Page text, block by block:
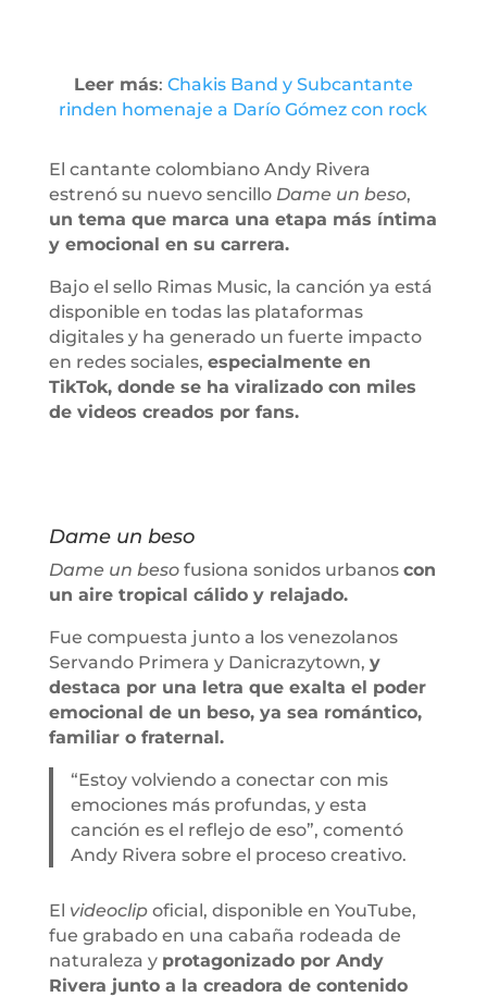
Leer más: Chakis Band y Subcantante
rinden homenaje a Darío Gómez con rock
El cantante colombiano Andy Rivera
estrenó su nuevo sencillo Dame un beso,
un tema que marca una etapa más íntima
y emocional en su carrera.
Bajo el sello Rimas Music, la canción ya está
disponible en todas las plataformas
digitales y ha generado un fuerte impacto
en redes sociales, especialmente en
TikTok, donde se ha viralizado con miles
de videos creados por fans.
Dame un beso
Dame un besofusiona sonidos urbanos con
un aire tropical cálido y relajado.
Fue compuesta junto a los venezolanos
Servando Primera y Danicrazytown, y
destaca por una letra que exalta el poder
emocional de un beso, ya sea romántico,
familiar o fraternal.
“Estoy volviendo a conectar con mis
emociones más profundas, y esta
canción es el reflejo de eso”, comentó
Andy Rivera sobre el proceso creativo.
El videoclipoficial, disponible en YouTube,
fue grabado en una cabaña rodeada de
naturaleza y protagonizado por Andy
Rivera junto a la creadora de contenido